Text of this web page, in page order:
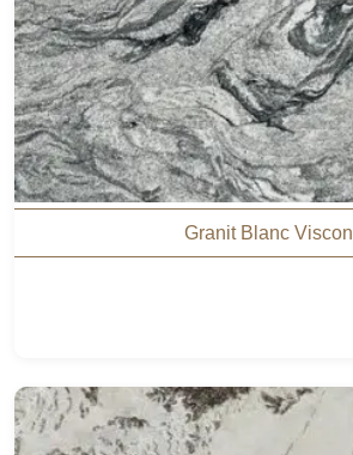
Granit Blanc Viscon